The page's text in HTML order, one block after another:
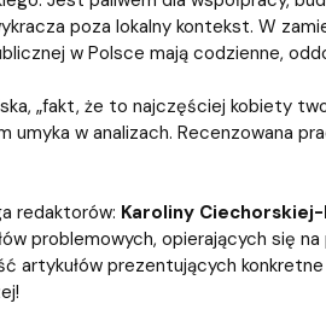
poza lokalny kontekst. W
w Polsce mają codzienne,
„fakt, że to najczęściej kobiety
w analizach. Recenzowana
redaktorów: Karoliny
problemowych, opierających się
artykułów prezentujących